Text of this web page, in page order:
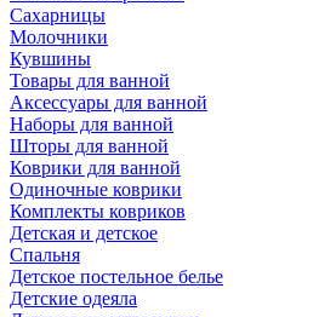
Сахарницы
Молочники
Кувшины
Товары для ванной
Аксессуары для ванной
Наборы для ванной
Шторы для ванной
Коврики для ванной
Одиночные коврики
Комплекты ковриков
Детская и детское
Спальня
Детское постельное белье
Детские одеяла